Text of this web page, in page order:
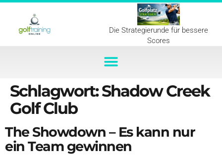
Die Strategierunde für bessere
Scores
Schlagwort:Shadow Creek
Golf Club
The Showdown – Es kann nur
ein Team gewinnen